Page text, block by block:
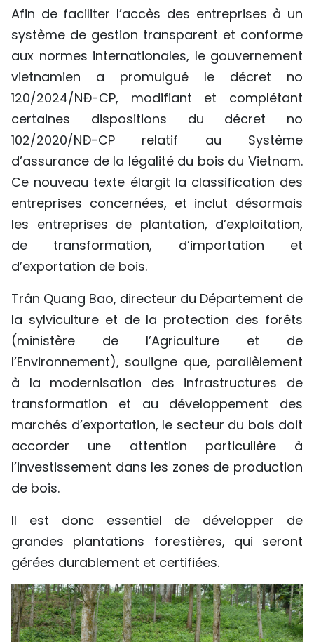
Afin de faciliter l’accès des entreprises à un
système de gestion transparent et conforme
aux normes internationales, le gouvernement
vietnamien a promulgué le décret no
120/2024/NĐ-CP, modifiant et complétant
certaines dispositions du décret no
102/2020/NĐ-CP relatif au Système
d’assurance de la légalité du bois du Vietnam.
Ce nouveau texte élargit la classification des
entreprises concernées, et inclut désormais
les entreprises de plantation, d’exploitation,
de transformation, d’importation et
d’exportation de bois.
Trân Quang Bao, directeur du Département de
la sylviculture et de la protection des forêts
(ministère de l’Agriculture et de
l’Environnement), souligne que, parallèlement
à la modernisation des infrastructures de
transformation et au développement des
marchés d’exportation, le secteur du bois doit
accorder une attention particulière à
l’investissement dans les zones de production
de bois.
Il est donc essentiel de développer de
grandes plantations forestières, qui seront
gérées durablement et certifiées.